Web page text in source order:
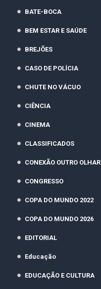
BATE-BOCA
BEM ESTAR E SAÚDE
BREJÕES
CASO DE POLÍCIA
CHUTE NO VÁCUO
CIÊNCIA
CINEMA
CLASSIFICADOS
CONEXÃO OUTRO OLHAR
CONGRESSO
COPA DO MUNDO 2022
COPA DO MUNDO 2026
EDITORIAL
Educação
EDUCAÇÃO E CULTURA